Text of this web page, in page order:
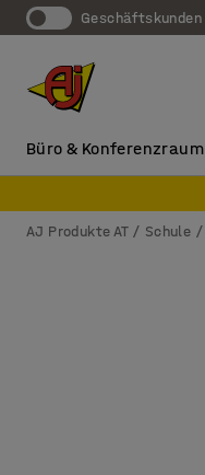
Geschäftskunden
Büro & Konferenzraum
AJ Produkte AT Schule